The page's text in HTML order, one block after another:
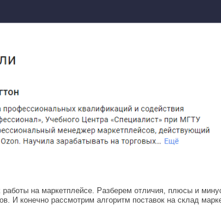
на маркетплейсе. Разберем отличия, плюсы и
И конечно рассмотрим алгоритм поставок на склад